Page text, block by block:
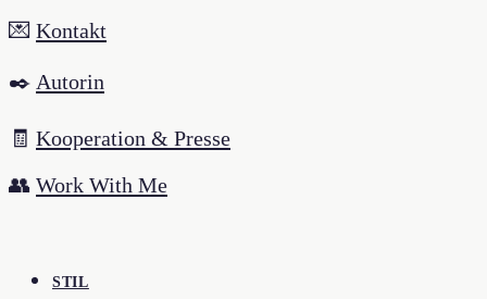
💌 Kontakt
✒️ Autorin
🧾 Kooperation & Presse
👥 Work With Me
STIL